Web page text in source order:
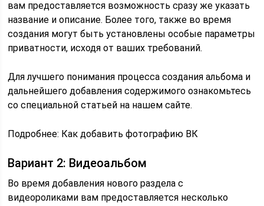
вам предоставляется возможность сразу же указать
название и описание. Более того, также во время
создания могут быть установлены особые параметры
приватности, исходя от ваших требований.
Для лучшего понимания процесса создания альбома и
дальнейшего добавления содержимого ознакомьтесь
со специальной статьей на нашем сайте.
Подробнее: Как добавить фотографию ВК
Вариант 2: Видеоальбом
Во время добавления нового раздела с
видеороликами вам предоставляется несколько